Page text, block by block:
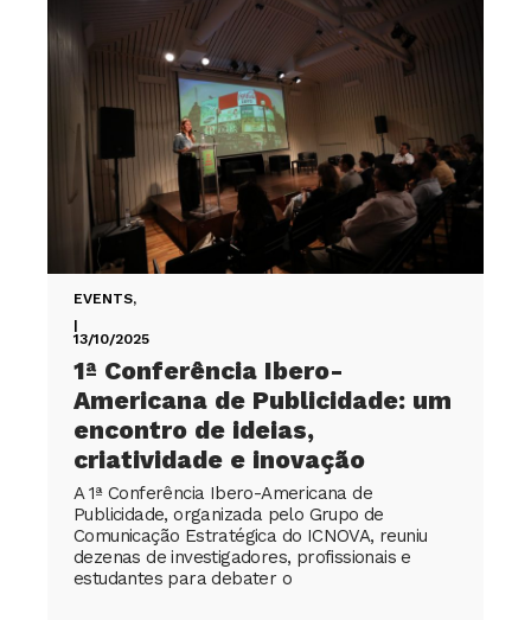
EVENTS,
|
13/10/2025
1ª Conferência Ibero-
Americana de Publicidade: um
encontro de ideias,
criatividade e inovação
A 1ª Conferência Ibero-Americana de
Publicidade, organizada pelo Grupo de
Comunicação Estratégica do ICNOVA, reuniu
dezenas de investigadores, profissionais e
estudantes para debater o